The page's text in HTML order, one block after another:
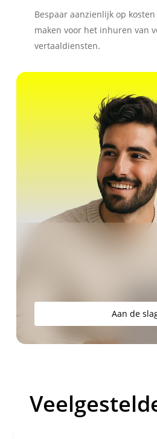
Bespaar aanzienlijk op
maken voor het inhuren van
vertaaldiensten.
Aan de